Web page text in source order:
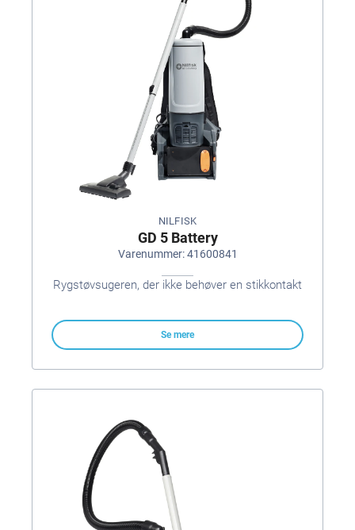
NILFISK
GD 5 Battery
Varenummer: 41600841
Rygstøvsugeren, der ikke behøver en stikkontakt
Se mere